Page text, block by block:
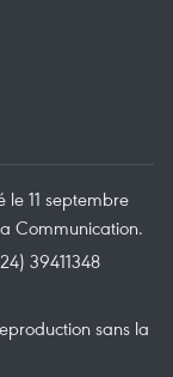
le 11 septembre
Communication.
39411348
sans la